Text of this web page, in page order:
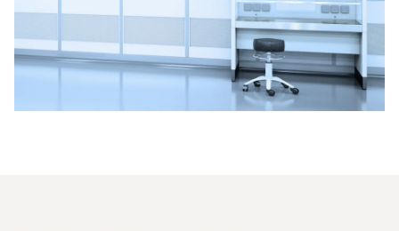
V kombinaci s analyzátorem vlhkosti